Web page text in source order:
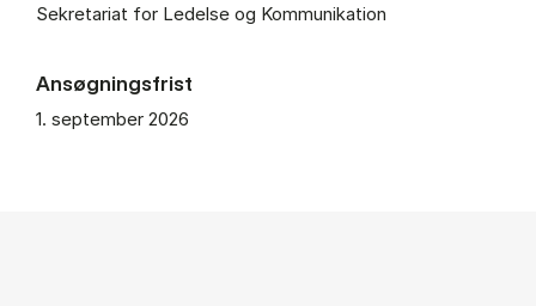
Sekretariat for Ledelse og Kommunikation
Ansøgningsfrist
1. september 2026